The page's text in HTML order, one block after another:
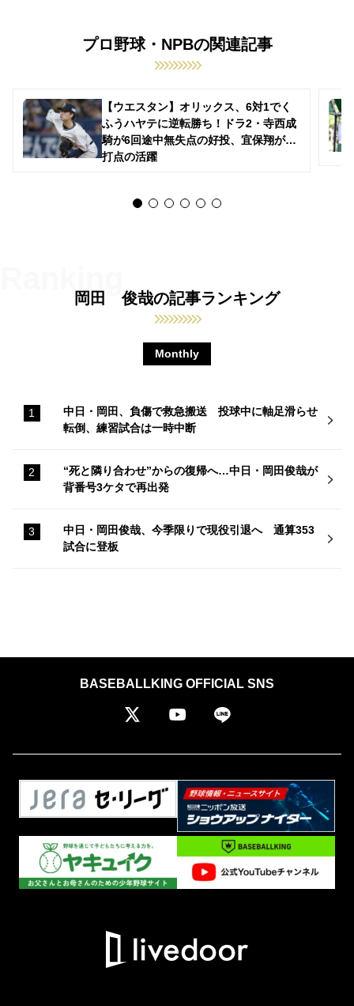
プロ野球・NPBの関連記事
【ウエスタン】オリックス、6対1でく
ふうハヤテに逆転勝ち！ドラ2・寺西成
騎が6回途中無失点の好投、宜保翔が3
打点の活躍
岡田 俊哉の記事ランキング
Monthly
中日・岡田、負傷で救急搬送 投球中に軸足滑らせ
転倒、練習試合は一時中断
“死と隣り合わせ”からの復帰へ…中日・岡田俊哉が
背番号3ケタで再出発
中日・岡田俊哉、今季限りで現役引退へ 通算353
試合に登板
BASEBALLKING OFFICIAL SNS